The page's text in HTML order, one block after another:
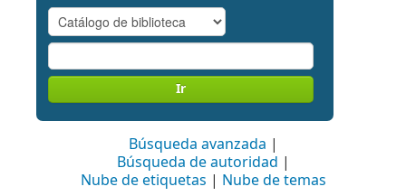
Ir
Búsqueda avanzada
Búsqueda de autoridad
Nube de etiquetas
Nube de temas